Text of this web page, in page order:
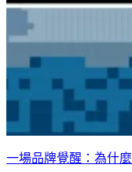
一場品牌覺醒：為什